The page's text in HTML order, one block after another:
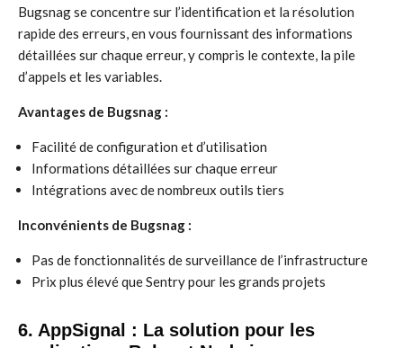
Bugsnag se concentre sur l’identification et la résolution
rapide des erreurs, en vous fournissant des informations
détaillées sur chaque erreur, y compris le contexte, la pile
d’appels et les variables.
Avantages de Bugsnag :
Facilité de configuration et d’utilisation
Informations détaillées sur chaque erreur
Intégrations avec de nombreux outils tiers
Inconvénients de Bugsnag :
Pas de fonctionnalités de surveillance de l’infrastructure
Prix plus élevé que Sentry pour les grands projets
6. AppSignal : La solution pour les